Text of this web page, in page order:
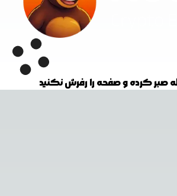
صبر کرده و صفحه را رفرش نکنید